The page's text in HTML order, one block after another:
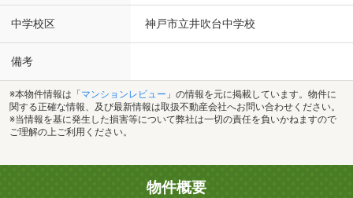
中学校区 神戸市立井吹台中学校
備考
※本物件情報は「 マンションレビュー 」の情報を元に掲載しています。物件に
関する正確な情報、及び最新情報は取扱不動産会社へお問い合わせください。
※当情報を基に発生した損害等について弊社は一切の責任を負いかねますので
ご理解の上ご利用ください。
物件概要